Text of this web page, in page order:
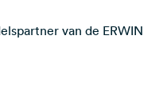
van de ERWIN